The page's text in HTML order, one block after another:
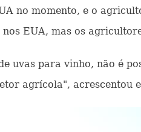
no momento, e o
EUA, mas os
uvas para vinho, não é
agrícola", acrescentou